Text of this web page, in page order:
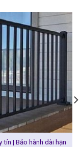
| Bảo hành dài hạn